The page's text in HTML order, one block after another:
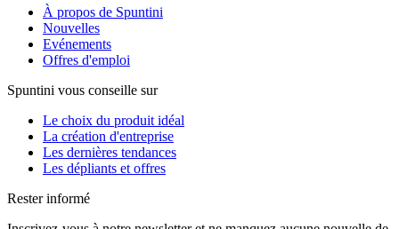
À propos de Spuntini
Nouvelles
Evénements
Offres d'emploi
Spuntini vous conseille sur
Le choix du produit idéal
La création d'entreprise
Les dernières tendances
Les dépliants et offres
Rester informé